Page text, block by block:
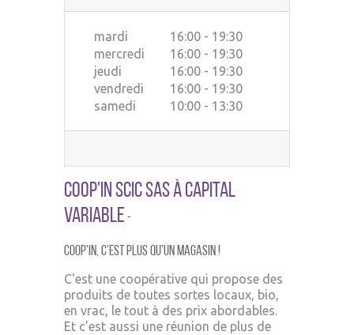
mardi
16:00 - 19:30
mercredi
16:00 - 19:30
jeudi
16:00 - 19:30
vendredi
16:00 - 19:30
samedi
10:00 - 13:30
Coop'In SCIC SAS à Capital
Variable -
Coop'In,c'est plus qu'un magasin !
C'est une coopérative qui propose des
produits de toutes sortes locaux, bio,
en vrac, le tout à des prix abordables.
Et c'est aussi une réunion de plus de